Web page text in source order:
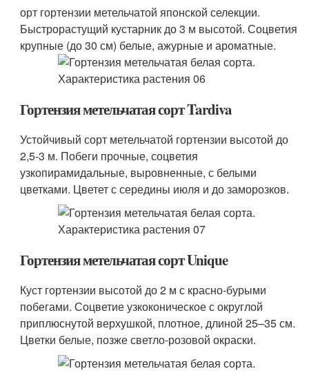
орт гортензии метельчатой японской селекции.
Быстрорастущий кустарник до 3 м высотой. Соцветия
крупные (до 30 см) белые, ажурные и ароматные.
Гортензия метельчатая сорт Tardiva
Устойчивый сорт метельчатой гортензии высотой до
2,5-3 м. Побеги прочные, соцветия
узкопирамидальные, выровненные, с белыми
цветками. Цветет с середины июля и до заморозков.
Гортензия метельчатая сорт Unique
Куст гортензии высотой до 2 м с красно-бурыми
побегами. Соцветие узкоконическое с округлой
приплюснутой верхушкой, плотное, длиной 25–35 см.
Цветки белые, позже светло-розовой окраски.